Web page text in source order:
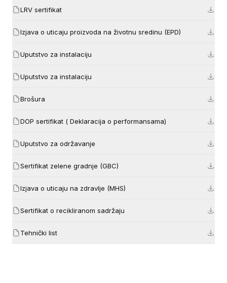
LRV sertifikat
Izjava o uticaju proizvoda na životnu sredinu (EPD)
Uputstvo za instalaciju
Uputstvo za instalaciju
Brošura
DOP sertifikat ( Deklaracija o performansama)
Uputstvo za održavanje
Sertifikat zelene gradnje (GBC)
Izjava o uticaju na zdravlje (MHS)
Sertifikat o recikliranom sadržaju
Tehnički list